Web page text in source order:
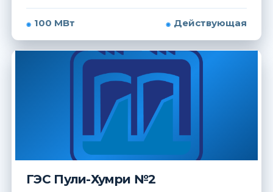
100 МВт Действующая
ГЭС Пули-Хумри №2